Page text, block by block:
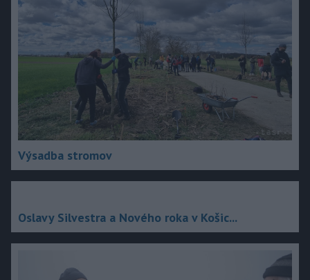
Výsadba stromov
Oslavy Silvestra a Nového roka v Košic...